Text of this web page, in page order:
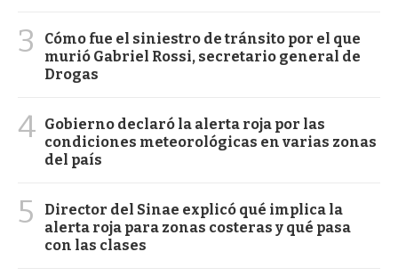
3
Cómo fue el siniestro de tránsito por el que
murió Gabriel Rossi, secretario general de
Drogas
4 Gobierno declaró la alerta roja por las
condiciones meteorológicas en varias zonas
del país
5
Director del Sinae explicó qué implica la
alerta roja para zonas costeras y qué pasa
con las clases